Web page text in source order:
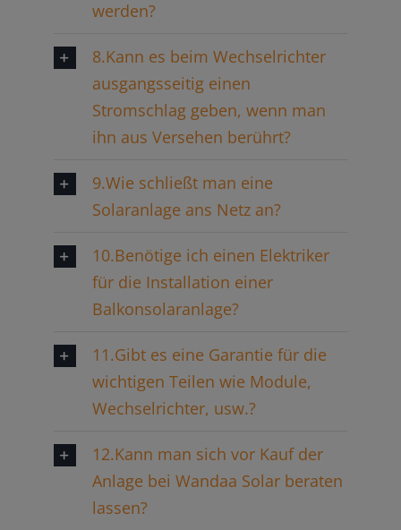
werden?
8.Kann es beim Wechselrichter
ausgangsseitig einen
Stromschlag geben, wenn man
ihn aus Versehen berührt?
9.Wie schließt man eine
Solaranlage ans Netz an?
10.Benötige ich einen Elektriker
für die Installation einer
Balkonsolaranlage?
11.Gibt es eine Garantie für die
wichtigen Teilen wie Module,
Wechselrichter, usw.?
12.Kann man sich vor Kauf der
Anlage bei Wandaa Solar beraten
lassen?